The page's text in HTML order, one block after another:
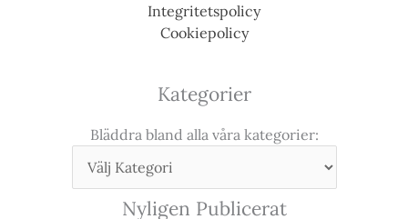
Integritetspolicy
Cookiepolicy
Kategorier
Bläddra bland alla våra kategorier:
Nyligen Publicerat